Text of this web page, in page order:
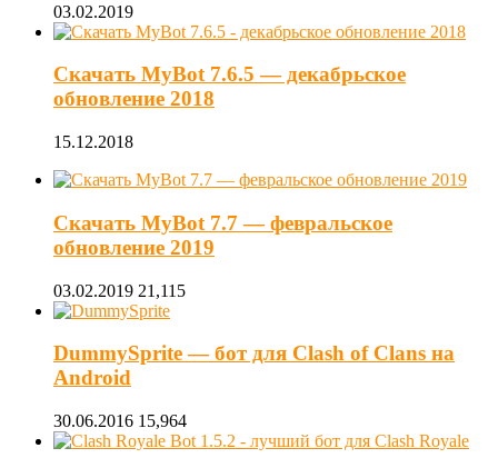
03.02.2019
Скачать MyBot 7.6.5 — декабрьское
обновление 2018
15.12.2018
Скачать MyBot 7.7 — февральское
обновление 2019
03.02.2019 21,115
DummySprite — бот для Clash of Clans на
Android
30.06.2016 15,964